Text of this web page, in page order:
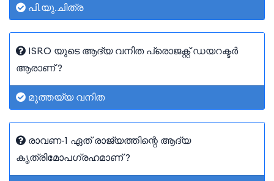
പി.യു.ചിത്ര
ISRO യുടെ ആദ്യ വനിത പ്രൊജക്റ്റ് ഡയറക്ടർ
ആരാണ് ?
മുത്തയ്യ വനിത
രാവണ-1 ഏത് രാജ്യത്തിന്റെ ആദ്യ
കൃത്രിമോപഗ്രഹമാണ് ?